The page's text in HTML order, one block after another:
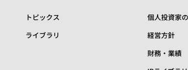
トピックス
ライブラリ
個人投資家
経営方針
財務・業績